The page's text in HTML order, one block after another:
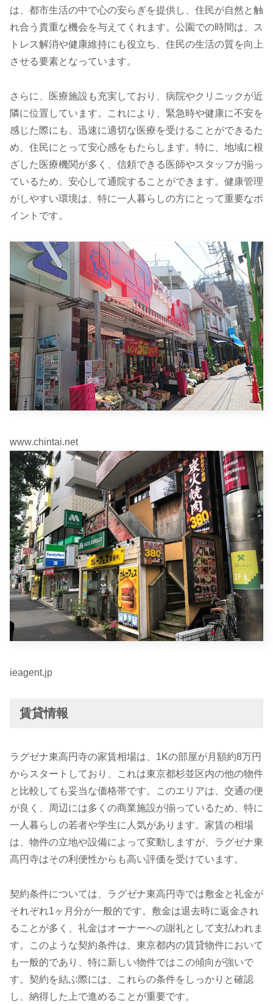
は、都市生活の中で心の安らぎを提供し、住民が自然と触
れ合う貴重な機会を与えてくれます。公園での時間は、ス
トレス解消や健康維持にも役立ち、住民の生活の質を向上
させる要素となっています。
さらに、医療施設も充実しており、病院やクリニックが近
隣に位置しています。これにより、緊急時や健康に不安を
感じた際にも、迅速に適切な医療を受けることができるた
め、住民にとって安心感をもたらします。特に、地域に根
ざした医療機関が多く、信頼できる医師やスタッフが揃っ
ているため、安心して通院することができます。健康管理
がしやすい環境は、特に一人暮らしの方にとって重要なポ
イントです。
www.chintai.net
ieagent.jp
賃貸情報
ラグゼナ東高円寺の家賃相場は、1Kの部屋が月額約8万円
からスタートしており、これは東京都杉並区内の他の物件
と比較しても妥当な価格帯です。このエリアは、交通の便
が良く、周辺には多くの商業施設が揃っているため、特に
一人暮らしの若者や学生に人気があります。家賃の相場
は、物件の立地や設備によって変動しますが、ラグゼナ東
高円寺はその利便性からも高い評価を受けています。
契約条件については、ラグゼナ東高円寺では敷金と礼金が
それぞれ1ヶ月分が一般的です。敷金は退去時に返金され
ることが多く、礼金はオーナーへの謝礼として支払われま
す。このような契約条件は、東京都内の賃貸物件において
も一般的であり、特に新しい物件ではこの傾向が強いで
す。契約を結ぶ際には、これらの条件をしっかりと確認
し、納得した上で進めることが重要です。